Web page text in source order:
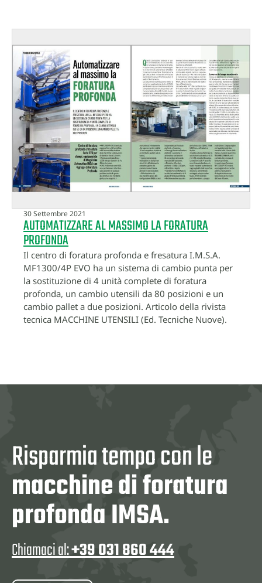
30 Settembre 2021
AUTOMATIZZARE AL MASSIMO LA FORATURA
PROFONDA
Il centro di foratura profonda e fresatura I.M.S.A.
MF1300/4P EVO ha un sistema di cambio punta per
la sostituzione di 4 unità complete di foratura
profonda, un cambio utensili da 80 posizioni e un
cambio pallet a due posizioni. Articolo della rivista
tecnica MACCHINE UTENSILI (Ed. Tecniche Nuove).
Risparmia tempo con le
macchine di foratura
profonda IMSA.
Chiamaci al:+39 031 860 444